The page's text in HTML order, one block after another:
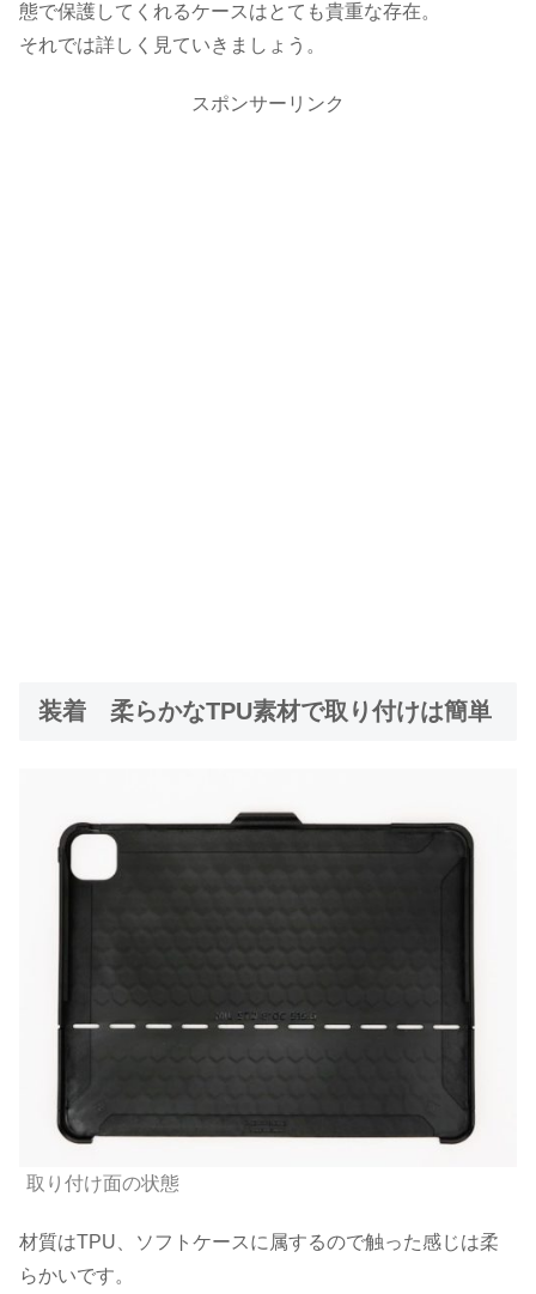
態で保護してくれるケースはとても貴重な存在。
それでは詳しく見ていきましょう。
スポンサーリンク
装着 柔らかなTPU素材で取り付けは簡単
取り付け面の状態
材質はTPU、ソフトケースに属するので触った感じは柔
らかいです。